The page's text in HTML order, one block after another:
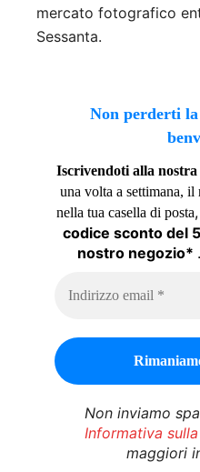
mercato fotografico
Sessanta.
Non perderti
Iscrivendoti alla nostra
una volta a settimana,
nella tua casella di posta,
codice sconto del
nostro negozio*
Non inviamo
Informativa
maggiori